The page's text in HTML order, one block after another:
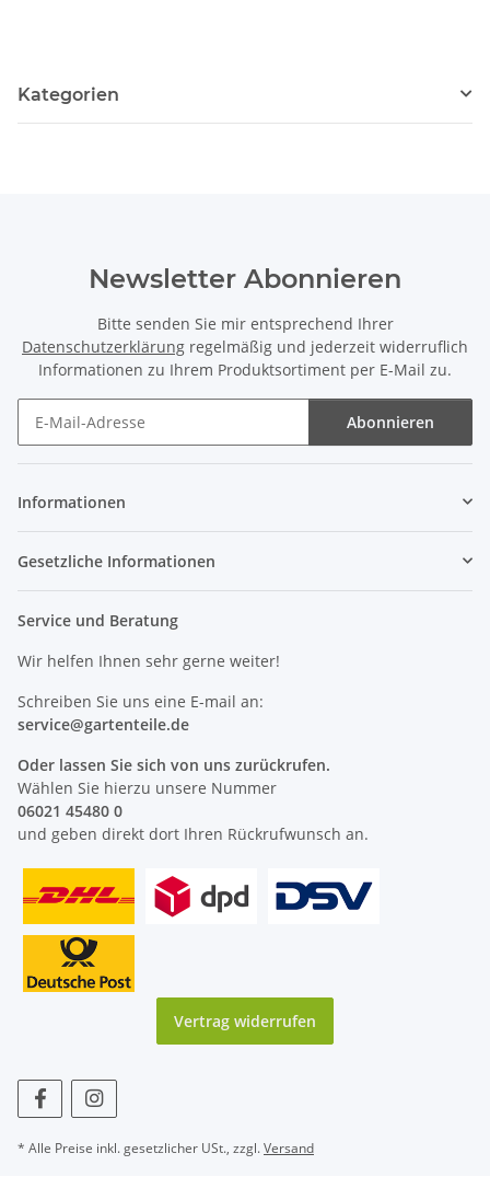
Kategorien
Newsletter Abonnieren
Bitte senden Sie mir entsprechend Ihrer
Datenschutzerklärung regelmäßig und jederzeit widerruflich
Informationen zu Ihrem Produktsortiment per E-Mail zu.
Abonnieren
Informationen
Gesetzliche Informationen
Service und Beratung
Wir helfen Ihnen sehr gerne weiter!
Schreiben Sie uns eine E-mail an:
service@gartenteile.de
Oder lassen Sie sich von uns zurückrufen.
Wählen Sie hierzu unsere Nummer
06021 45480 0
und geben direkt dort Ihren Rückrufwunsch an.
Vertrag widerrufen
* Alle Preise inkl. gesetzlicher USt., zzgl.Versand